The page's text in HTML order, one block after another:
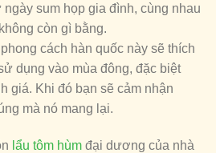
sum họp gia đình, cùng nhau
còn gì bằng.
cách hàn quốc này sẽ thích
dụng vào mùa đông, đặc biệt
giá. Khi đó bạn sẽ cảm nhận
mà nó mang lại.
lẩu tôm hùmđại dương của nhà